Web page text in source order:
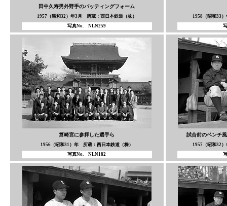
田中久寿男外野手のバッティングフォーム
1957（昭和32）年3月 所蔵：西日本鉄道（株）
写真No. NLN259
1958（昭和33
筥崎宮に参拝した選手ら
1956（昭和31）年 所蔵：西日本鉄道（株）
写真No. NLN182
試合前のベンチ
1957（昭和32